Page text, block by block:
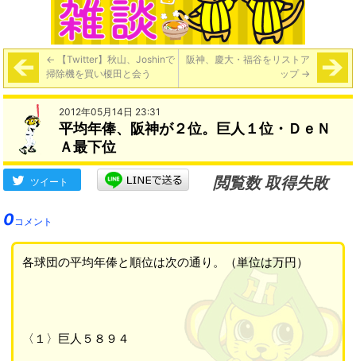
← 【Twitter】秋山、Joshinで
掃除機を買い榎田と会う
阪神、慶大・福谷をリストア
ップ →
2012年05月14日 23:31
平均年俸、阪神が２位。巨人１位・ＤｅＮ
Ａ最下位
ツイート
閲覧数 取得失敗
0コメント
各球団の平均年俸と順位は次の通り。（単位は万円）
〈１〉巨人５８９４